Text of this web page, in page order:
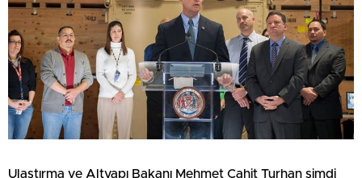
Ulaştırma ve Altyapı Bakanı Mehmet Cahit Turhan şimdi